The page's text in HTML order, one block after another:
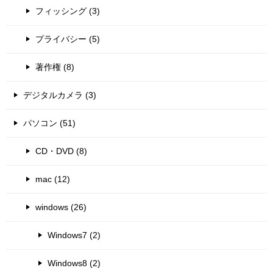
フィッシング (3)
プライバシー (5)
著作権 (8)
デジタルカメラ (3)
パソコン (51)
CD・DVD (8)
mac (12)
windows (26)
Windows7 (2)
Windows8 (2)